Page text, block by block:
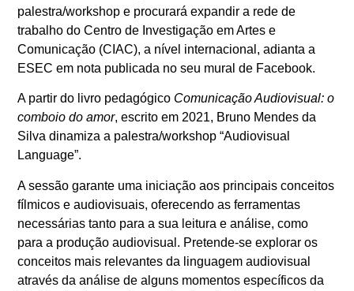
palestra/workshop e procurará expandir a rede de
trabalho do Centro de Investigação em Artes e
Comunicação (CIAC), a nível internacional, adianta a
ESEC em nota publicada no seu mural de Facebook.
A partir do livro pedagógico Comunicação Audiovisual: o
comboio do amor, escrito em 2021, Bruno Mendes da
Silva dinamiza a palestra/workshop “Audiovisual
Language”.
A sessão garante uma iniciação aos principais conceitos
fílmicos e audiovisuais, oferecendo as ferramentas
necessárias tanto para a sua leitura e análise, como
para a produção audiovisual. Pretende-se explorar os
conceitos mais relevantes da linguagem audiovisual
através da análise de alguns momentos específicos da